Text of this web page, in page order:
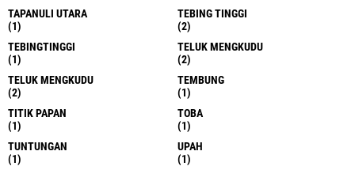
TAPANULI UTARA
(1)
TEBING TINGGI
(2)
TEBINGTINGGI
(1)
TELUK MENGKUDU
(2)
TELUK MENGKUDU
(2)
TEMBUNG
(1)
TITIK PAPAN
(1)
TOBA
(1)
TUNTUNGAN
(1)
UPAH
(1)